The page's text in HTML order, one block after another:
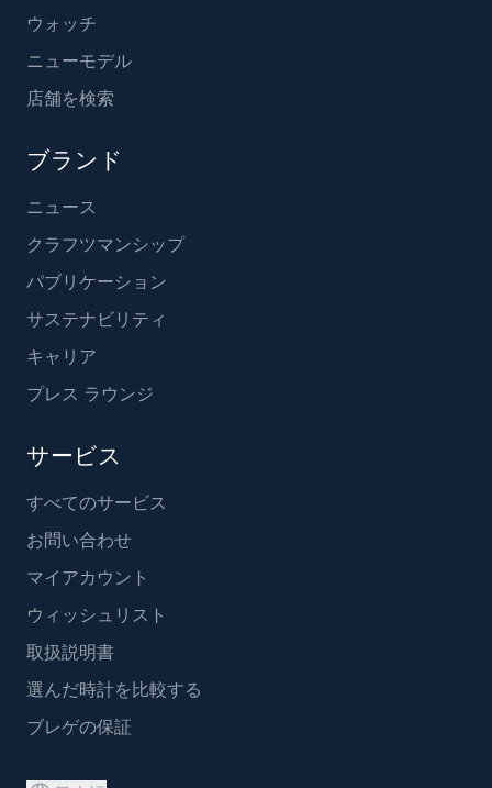
ウォッチ
ニューモデル
店舗を検索
ブランド
ニュース
クラフツマンシップ
パブリケーション
サステナビリティ
キャリア
プレス ラウンジ
サービス
すべてのサービス
お問い合わせ
マイアカウント
ウィッシュリスト
取扱説明書
選んだ時計を比較する
ブレゲの保証